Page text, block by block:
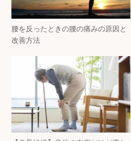
腰を反ったときの腰の痛みの原因と
改善方法